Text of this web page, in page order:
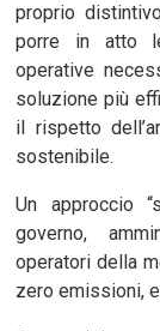
proprio
porre in atto
operative
soluzione più
il rispetto
sostenibile.
Un approccio
governo,
operatori della
zero emissioni,